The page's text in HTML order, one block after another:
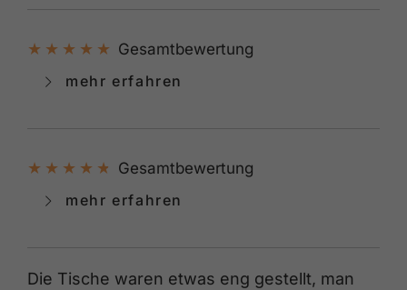
Gesamtbewertung
mehr erfahren
Gesamtbewertung
mehr erfahren
Die Tische waren etwas eng gestellt, man